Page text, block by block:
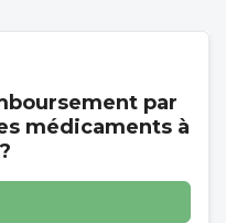
par
médicaments à